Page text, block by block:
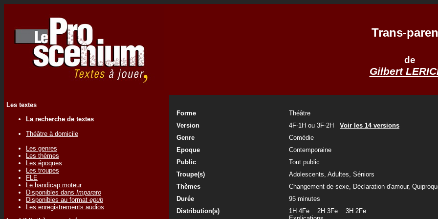
Trans-
de
Gilbert
Les textes
La recherche de textes
Théâtre à domicile
Les genres
Les thèmes
Les époques
Les troupes
FLE
Le handicap moteur
Disponibles dans Imparato
Disponibles au format epub
Les enregistrements audios
Forme
Théâtre
Version
4F-1H ou 3F-2H Voir les 14 versions
Genre
Comédie
Epoque
Contemporaine
Public
Tout public
Troupe(s)
Adolescents, Adultes, Séniors
Thèmes
Changement de sexe, Déclaration d'amour,
Durée
95 minutes
Distribution(s)
1H 4Fe 2H 3Fe 3H 2Fe